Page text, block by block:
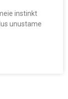
instinkt
unustame